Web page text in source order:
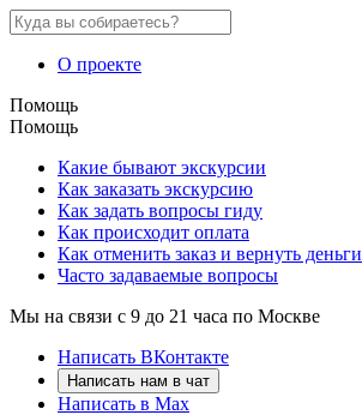
О проекте
Помощь
Помощь
Какие бывают экскурсии
Как заказать экскурсию
Как задать вопросы гиду
Как происходит оплата
Как отменить заказ и вернуть деньги
Часто задаваемые вопросы
Мы на связи с 9 до 21 часа по Москве
Написать ВКонтакте
Написать нам в чат
Написать в Max